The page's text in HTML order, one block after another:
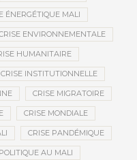
ÉNERGÉTIQUE MALI
ENVIRONNEMENTALE
HUMANITAIRE
CRISE INSTITUTIONNELLE
CRISE MIGRATOIRE
CRISE MONDIALE
CRISE PANDÉMIQUE
AU MALI